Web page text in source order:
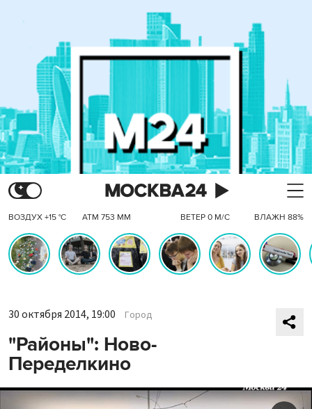
ВОЗДУХ +15 °C АТМ 753 ММ ВЕТЕР 0 М/С ВЛАЖН 88%
30 октября 2014, 19:00 Город
"Районы": Ново-
Переделкино